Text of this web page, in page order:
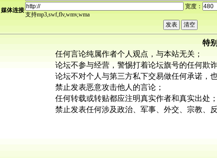
媒体连接
宽度：
支持mp3,swf,flv,wmv,wma
特
任何言论纯属作者个人观点，与本站无关；
论坛不参与经营，警惕打着论坛旗号的任何欺
论坛不对个人与第三方私下交易做任何承诺，
禁止发表恶意攻击他人的言论；
任何转载或转贴都应注明真实作者和真实出处
禁止发表任何涉及政治、军事、外交、宗教、